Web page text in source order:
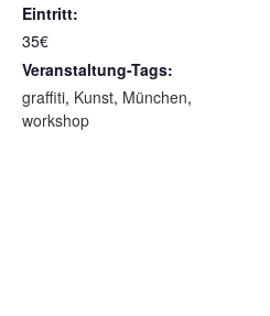
Eintritt:
35€
Veranstaltung-Tags:
graffiti, Kunst, München,
workshop